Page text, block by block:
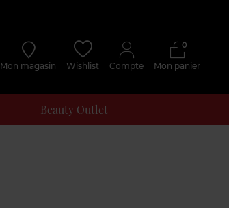
Mon magasin Wishlist Compte Mon panier
0
Beauty Outlet